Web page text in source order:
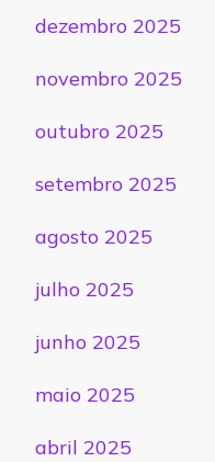
dezembro 2025
novembro 2025
outubro 2025
setembro 2025
agosto 2025
julho 2025
junho 2025
maio 2025
abril 2025